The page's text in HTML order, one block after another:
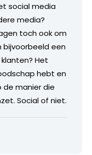
social media
media?
toch ook om
bijvoorbeeld een
Het
hebt en
manier die
Social of niet.